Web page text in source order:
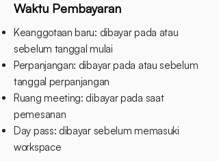
Waktu Pembayaran
Keanggotaan baru: dibayar pada atau
sebelum tanggal mulai
Perpanjangan: dibayar pada atau sebelum
tanggal perpanjangan
Ruang meeting: dibayar pada saat
pemesanan
Day pass: dibayar sebelum memasuki
workspace